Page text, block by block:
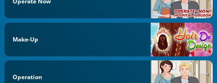
Make-Up
Operation